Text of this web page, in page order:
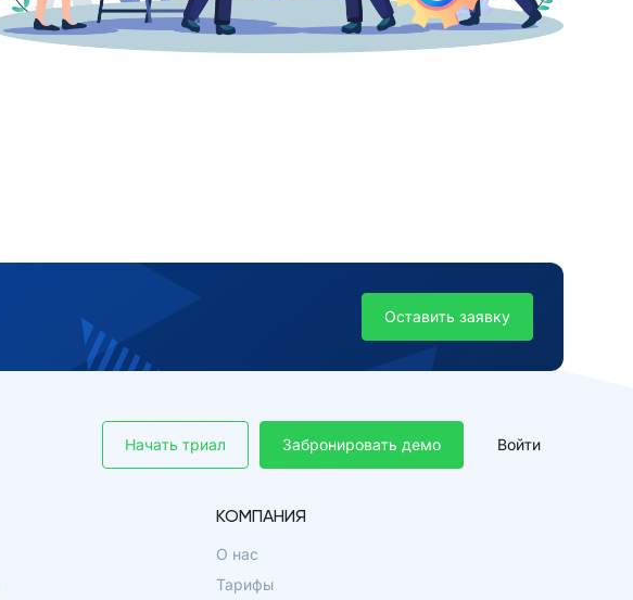
Оставить заявку
Забронировать демо
Начать триал Войти
КОМПАНИЯ
О нас
Тарифы